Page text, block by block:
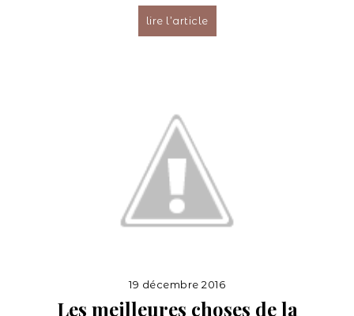
lire l’article
19 décembre 2016
Les meilleures choses de la